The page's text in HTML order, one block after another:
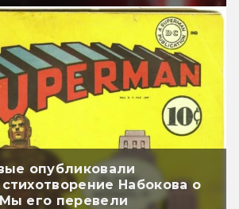
опубликовали
Набокова о
его перевели